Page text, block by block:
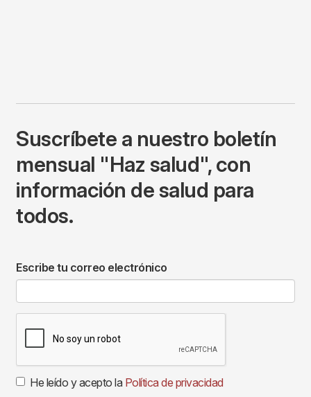
Suscríbete a nuestro boletín
mensual "Haz salud", con
información de salud para
todos.
Escribe tu correo electrónico
He leído y acepto la Política de privacidad